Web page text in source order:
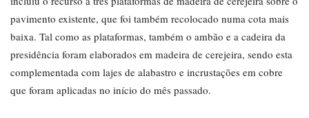
pavimento existente, que foi também recolocado numa cota mais
baixa. Tal como as plataformas, também o ambão e a cadeira da
presidência foram elaborados em madeira de cerejeira, sendo esta
complementada com lajes de alabastro e incrustações em cobre
que foram aplicadas no início do mês passado.